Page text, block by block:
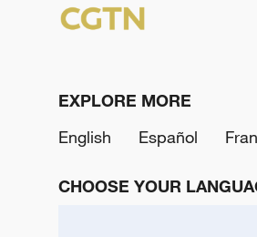
EXPLORE MORE
English
Español
CHOOSE YOUR